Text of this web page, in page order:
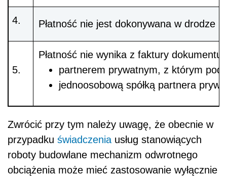
Płatność nie jest dokonywana w drodze
Płatność nie wynika z faktury
partnerem prywatnym, z którym
jednoosobową spółką partnera
Zwrócić przy tym należy uwagę, że obecnie w
przypadku świadczenia usług stanowiących
roboty budowlane mechanizm odwrotnego
obciążenia może mieć zastosowanie wyłącznie